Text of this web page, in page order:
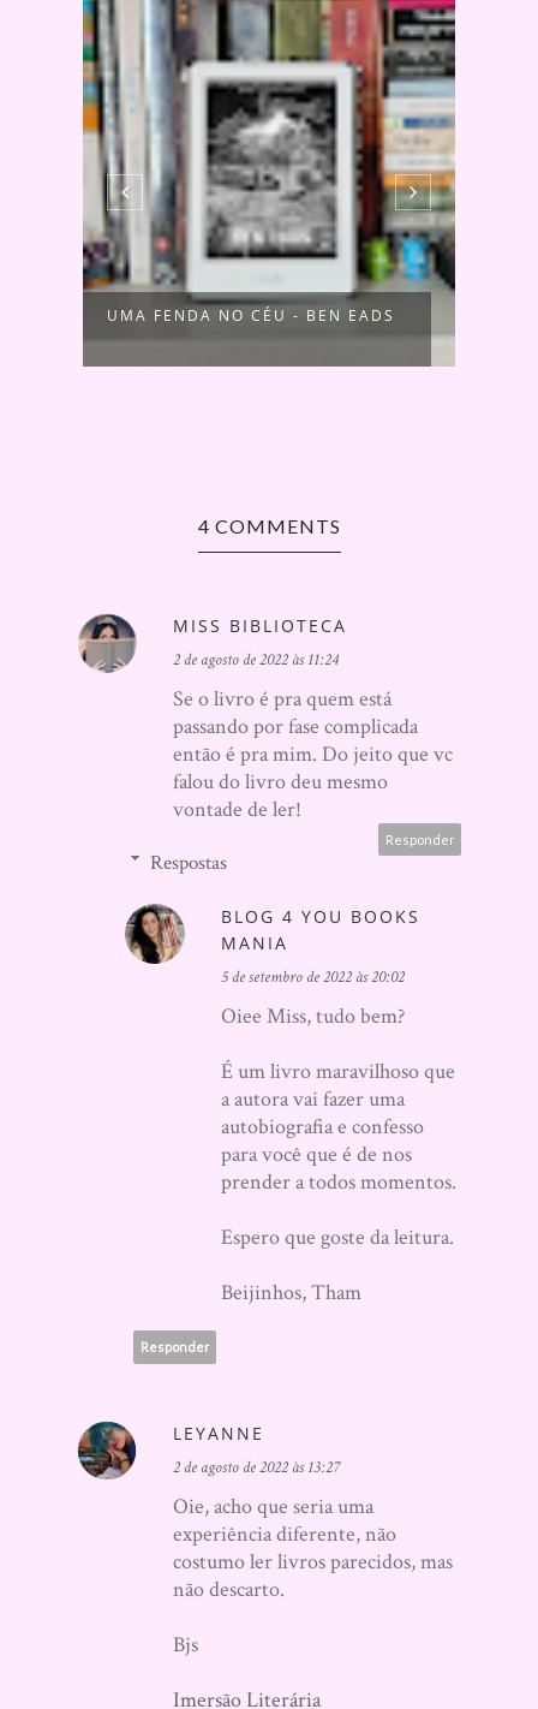
UMA FENDA NO CÉU - BEN EADS
4 COMMENTS
MISS BIBLIOTECA
2 de agosto de 2022 às 11:24
Se o livro é pra quem está
passando por fase complicada
então é pra mim. Do jeito que vc
falou do livro deu mesmo
vontade de ler!
Responder
Respostas
BLOG 4 YOU BOOKS
MANIA
5 de setembro de 2022 às 20:02
Oiee Miss, tudo bem?
É um livro maravilhoso que
a autora vai fazer uma
autobiografia e confesso
para você que é de nos
prender a todos momentos.
Espero que goste da leitura.
Beijinhos, Tham
Responder
LEYANNE
2 de agosto de 2022 às 13:27
Oie, acho que seria uma
experiência diferente, não
costumo ler livros parecidos, mas
não descarto.
Bjs
Imersão Literária